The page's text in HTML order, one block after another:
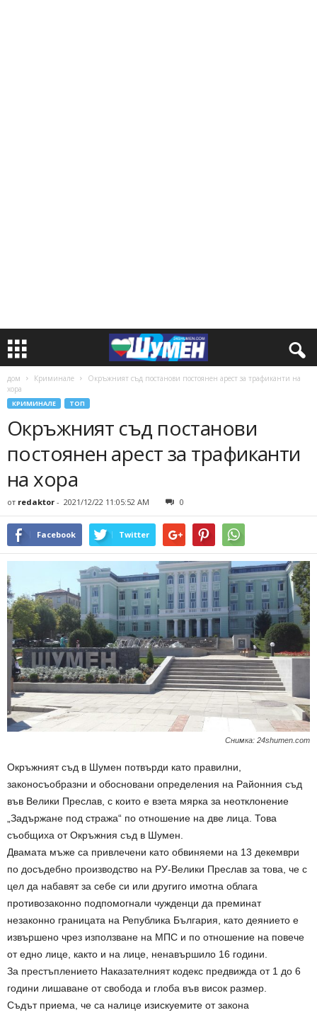
дом Криминале
Окръжният съд постанови постоянен арест за трафиканти на
хора
КРИМИНАЛЕ ТОП
Окръжният съд постанови
постоянен арест за трафиканти
на хора
от redaktor - 2021/12/22 11:05:52 AM 0
Facebook Twitter
Снимка: 24shumen.com
Окръжният съд в Шумен потвърди като правилни,
законосъобразни и обосновани определения на Районния съд
във Велики Преслав, с които е взета мярка за неотклонение
„Задържане под стража“ по отношение на две лица. Това
съобщиха от Окръжния съд в Шумен.
Двамата мъже са привлечени като обвиняеми на 13 декември
по досъдебно производство на РУ-Велики Преслав за това, че с
цел да набавят за себе си или другиго имотна облага
противозаконно подпомогнали чужденци да преминат
незаконно границата на Република България, като деянието е
извършено чрез използване на МПС и по отношение на повече
от едно лице, както и на лице, ненавършило 16 години.
За престъплението Наказателният кодекс предвижда от 1 до 6
години лишаване от свобода и глоба във висок размер.
Съдът приема, че са налице изискуемите от закона